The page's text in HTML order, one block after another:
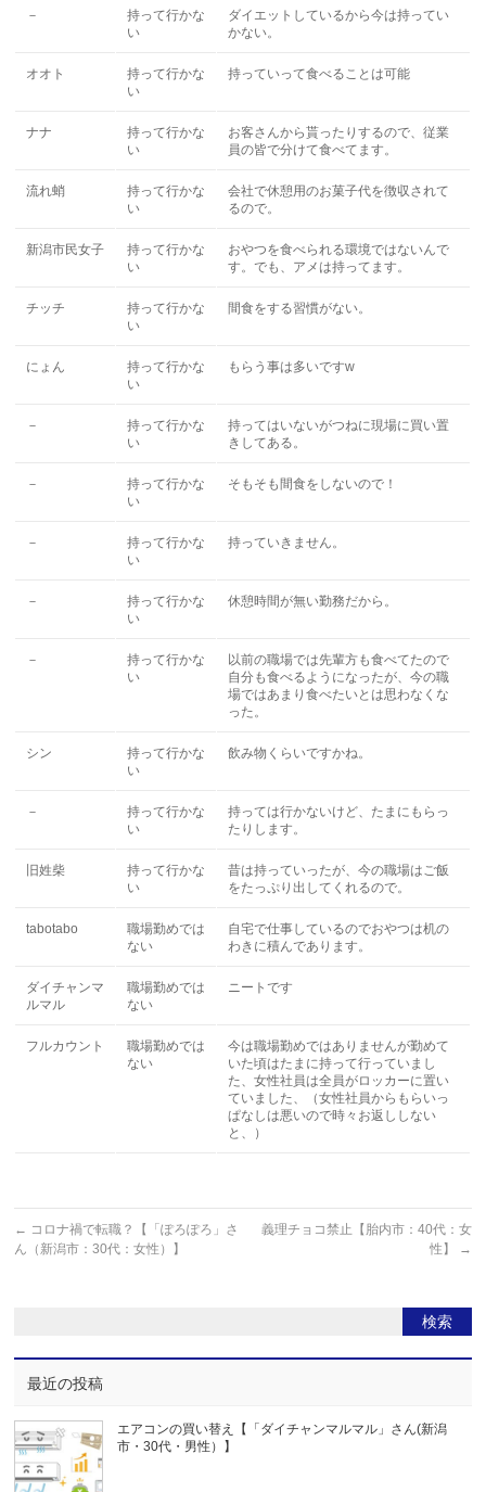
－
持って行かな
い
ダイエットしているから今は持ってい
かない。
オオト
持って行かな
い
持っていって食べることは可能
ナナ
持って行かな
い
お客さんから貰ったりするので、従業
員の皆で分けて食べてます。
流れ蛸
持って行かな
い
会社で休憩用のお菓子代を徴収されて
るので。
新潟市民女子
持って行かな
い
おやつを食べられる環境ではないんで
す。でも、アメは持ってます。
チッチ
持って行かな
い
間食をする習慣がない。
にょん
持って行かな
い
もらう事は多いですw
－
持って行かな
い
持ってはいないがつねに現場に買い置
きしてある。
－
持って行かな
い
そもそも間食をしないので！
－
持って行かな
い
持っていきません。
－
持って行かな
い
休憩時間が無い勤務だから。
－
持って行かな
い
以前の職場では先輩方も食べてたので
自分も食べるようになったが、今の職
場ではあまり食べたいとは思わなくな
った。
シン
持って行かな
い
飲み物くらいですかね。
－
持って行かな
い
持っては行かないけど、たまにもらっ
たりします。
旧姓柴
持って行かな
い
昔は持っていったが、今の職場はご飯
をたっぷり出してくれるので。
tabotabo
職場勤めでは
ない
自宅で仕事しているのでおやつは机の
わきに積んであります。
ダイチャンマ
ルマル
職場勤めでは
ない
ニートです
フルカウント
職場勤めでは
ない
今は職場勤めではありませんが勤めて
いた頃はたまに持って行っていまし
た、女性社員は全員がロッカーに置い
ていました、（女性社員からもらいっ
ぱなしは悪いので時々お返ししない
と、）
← コロナ禍で転職？【「ぽろぽろ」さ
ん（新潟市：30代：女性）】
義理チョコ禁止【胎内市：40代：女
性】
→
最近の投稿
エアコンの買い替え【「ダイチャンマルマル」さん(新潟
市・30代・男性）】